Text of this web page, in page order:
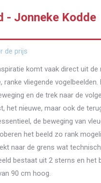
- Jonneke Kodde
de prijs
komt vaak direct uit de
ranke vliegende
en de trek naar de
het nieuwe, maar ook de
de beweging van
het beeld zo rank
naar de grens wat
bestaat uit 2 sterns en het
90 cm hoog.